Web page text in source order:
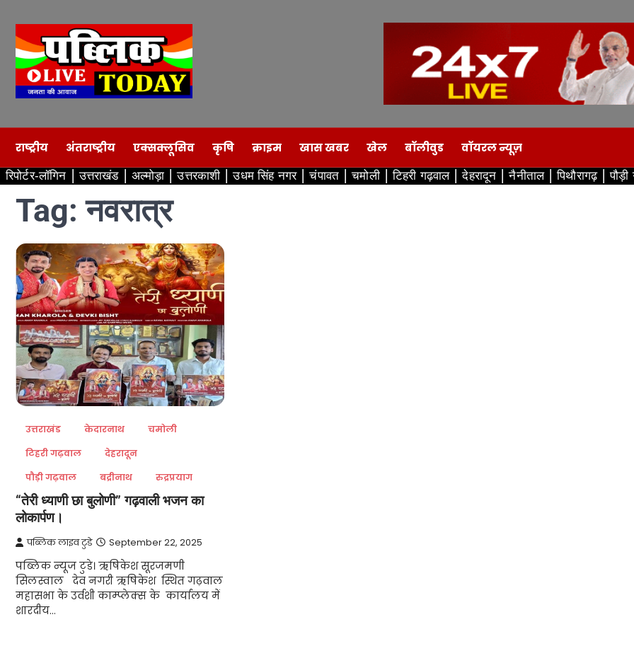
content
राष्ट्रीय अंतराष्ट्रीय एक्सक्लूसिव कृषि क्राइम खास खबर खेल बॉलीवुड वॉयरल न्यूज़
रिपोर्टर-लॉगिन उत्तराखंड अल्मोड़ा उत्तरकाशी उधम सिंह नगर चंपावत चमोली टिहरी गढ़वाल देहरादून नैनीताल पिथौरागढ़
Tag:नवरात्र
उत्तराखंड केदारनाथ
चमोली
टिहरी गढ़वाल
देहरादून
पौड़ी गढ़वाल
बद्रीनाथ रुद्रप्रयाग
“तेरी ध्याणी छा बुलोणी” गढ़वाली भजन का
लोकार्पण।
पब्लिक लाइव टुडे September 22, 2025
पब्लिक न्यूज टुडे। ऋषिकेश सूरजमणी
सिलस्वाल देव नगरी ऋषिकेश स्थित गढ़वाल
महासभा के उर्वशी काम्प्लेक्स के कार्यालय में
शारदीय…